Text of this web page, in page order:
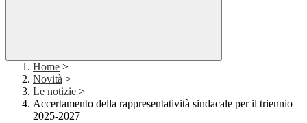
Home >
Novità >
Le notizie >
Accertamento della rappresentatività sindacale per il triennio
2025-2027